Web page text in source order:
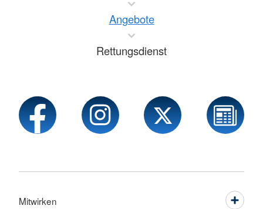
Angebote
Rettungsdienst
Mitwirken